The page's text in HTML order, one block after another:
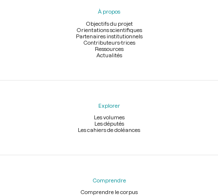
À propos
Objectifs du projet
Orientations scientifiques
Partenaires institutionnels
Contributeurs-trices
Ressources
Actualités
Explorer
Les volumes
Les députés
Les cahiers de doléances
Comprendre
Comprendre le corpus